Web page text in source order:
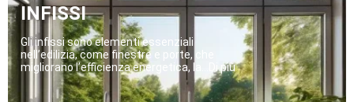
INFISSI
Gli infissi sono elementi essenziali
nell’edilizia, come finestre e porte, che
migliorano l’efficienza energetica, la...Di più